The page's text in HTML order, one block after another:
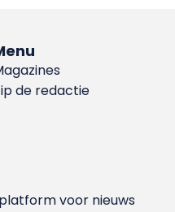
de redactie
voor nieuws